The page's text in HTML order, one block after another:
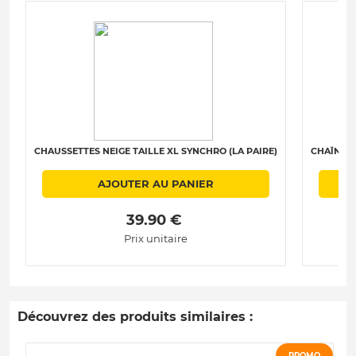
CHAUSSETTES NEIGE TAILLE XL SYNCHRO (LA PAIRE)
AJOUTER AU PANIER
39.90 €
Prix unitaire
CHAÎNES
Découvrez des produits similaires :